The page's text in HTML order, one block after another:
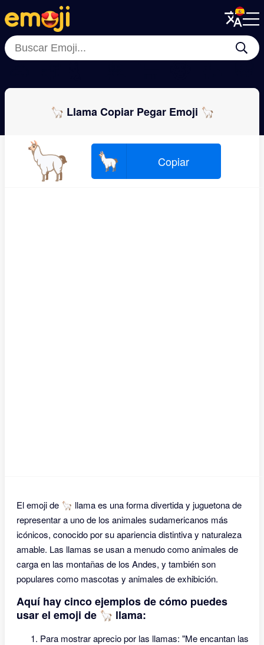
Menu
Close
Menu
Close
🦙 Llama Copiar Pegar Emoji 🦙
🦙 🦙 Copiar
El emoji de 🦙 llama es una forma divertida y juguetona de
representar a uno de los animales sudamericanos más
icónicos, conocido por su apariencia distintiva y naturaleza
amable. Las llamas se usan a menudo como animales de
carga en las montañas de los Andes, y también son
populares como mascotas y animales de exhibición.
Aquí hay cinco ejemplos de cómo puedes
usar el emoji de 🦙 llama:
Para mostrar aprecio por las llamas: "Me encantan las